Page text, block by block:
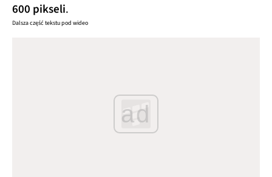
600 pikseli.
Dalsza część tekstu pod wideo
ad